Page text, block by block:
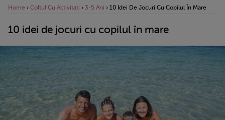
Home › Coltul Cu Activitati › 3-5 Ani › 10 Idei De Jocuri Cu Copilul În Mare
10 idei de jocuri cu copilul în mare